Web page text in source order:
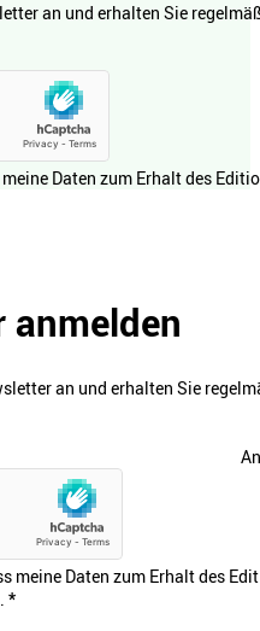
an und erhalten Sie
Daten zum Erhalt des
anmelden
an und erhalten Sie
meine Daten zum Erhalt des
*